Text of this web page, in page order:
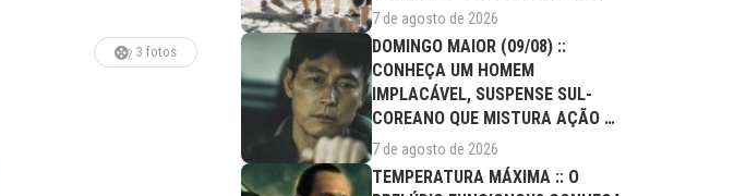
3 fotos
ELENCO!
7 de agosto de 2026
DOMINGO MAIOR (09/08) ::
CONHEÇA UM HOMEM
IMPLACÁVEL, SUSPENSE SUL-
COREANO QUE MISTURA AÇÃO E
DRAMA FAMILIAR
7 de agosto de 2026
TEMPERATURA MÁXIMA :: O